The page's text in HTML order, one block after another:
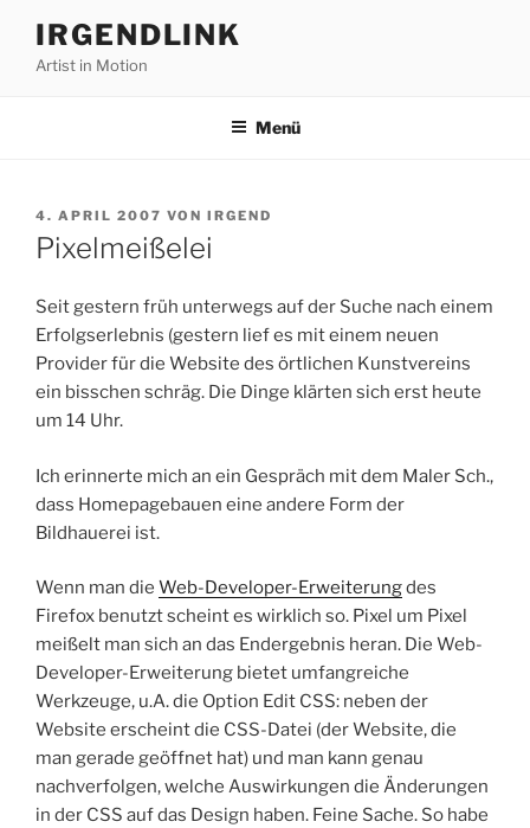
Inhalt
springen
IRGENDLINK
Artist in Motion
Menü
VERÖFFENTLICHT
AM
4. APRIL 2007 VON IRGEND
Pixelmeißelei
Seit gestern früh unterwegs auf der Suche nach einem
Erfolgserlebnis (gestern lief es mit einem neuen
Provider für die Website des örtlichen Kunstvereins
ein bisschen schräg. Die Dinge klärten sich erst heute
um 14 Uhr.
Ich erinnerte mich an ein Gespräch mit dem Maler Sch.,
dass Homepagebauen eine andere Form der
Bildhauerei ist.
Wenn man die Web-Developer-Erweiterungdes
Firefox benutzt scheint es wirklich so. Pixel um Pixel
meißelt man sich an das Endergebnis heran. Die Web-
Developer-Erweiterung bietet umfangreiche
Werkzeuge, u.A. die Option Edit CSS: neben der
Website erscheint die CSS-Datei (der Website, die
man gerade geöffnet hat) und man kann genau
nachverfolgen, welche Auswirkungen die Änderungen
in der CSS auf das Design haben. Feine Sache. So habe